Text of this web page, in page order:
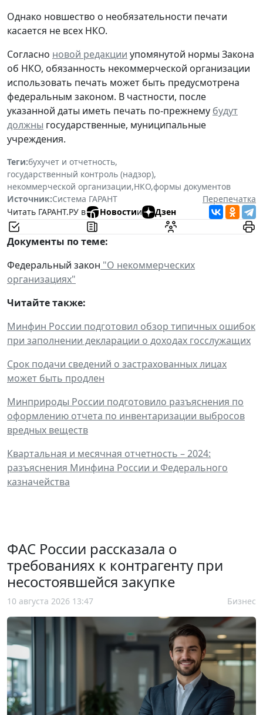
Однако новшество о необязательности печати
касается не всех НКО.
Согласно новой редакции упомянутой нормы Закона
об НКО, обязанность некоммерческой организации
использовать печать может быть предусмотрена
федеральным законом. В частности, после
указанной даты иметь печать по-прежнему будут
должны государственные, муниципальные
учреждения.
Теги:бухучет и отчетность,
государственный контроль (надзор),
некоммерческой организации,НКО,формы документов
Источник:Система ГАРАНТ
Перепечатка
Читать ГАРАНТ.РУ в
Новостии Дзен
Документы по теме:
Федеральный закон "О некоммерческих
организациях"
Читайте также:
Минфин России подготовил обзор типичных ошибок
при заполнении декларации о доходах госслужащих
Срок подачи сведений о застрахованных лицах
может быть продлен
Минприроды России подготовило разъяснения по
оформлению отчета по инвентаризации выбросов
вредных веществ
Квартальная и месячная отчетность – 2024:
разъяснения Минфина России и Федерального
казначейства
ФАС России рассказала о
требованиях к контрагенту при
несостоявшейся закупке
10 августа 2026 13:47 Бизнес